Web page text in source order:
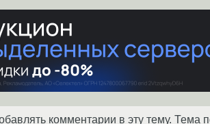
комментарии в эту тему. Тема